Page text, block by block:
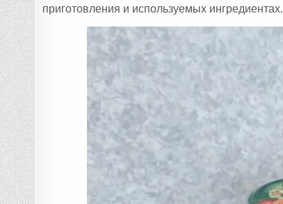
приготовления и используемых ингредиентах.